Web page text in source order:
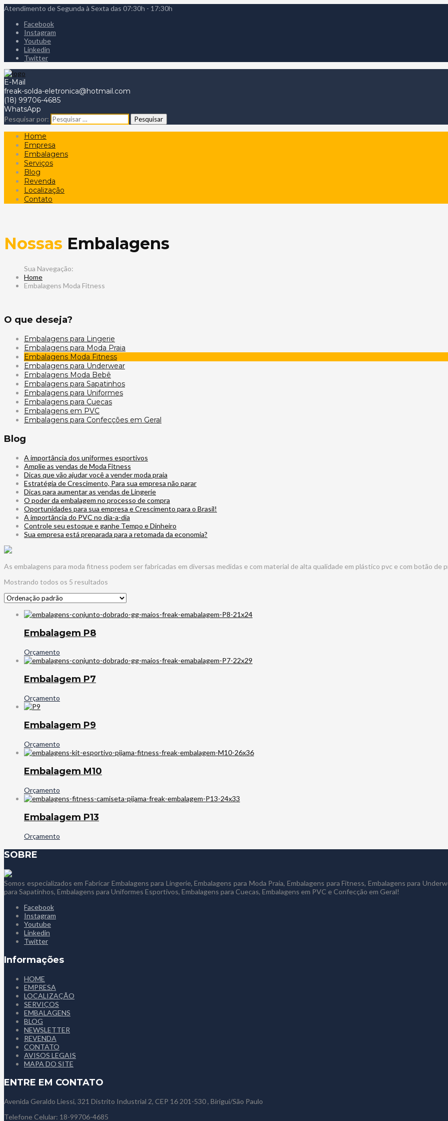
Atendimento de Segunda à Sexta das 07:30h - 17:30h
Facebook
Instagram
Youtube
Linkedin
Twitter
E-Mail
freak-solda-eletronica@hotmail.com
(18) 99706-4685
WhatsApp
Pesquisar por:
Home
Empresa
Embalagens
Serviços
Blog
Revenda
Localização
Contato
Nossas Embalagens
Home
Embalagens Moda Fitness
O que deseja?
Embalagens para Lingerie
Embalagens para Moda Praia
Embalagens Moda Fitness
Embalagens para Underwear
Embalagens Moda Bebê
Embalagens para Sapatinhos
Embalagens para Uniformes
Embalagens para Cuecas
Embalagens em PVC
Embalagens para Confecções em Geral
Blog
A importância dos uniformes esportivos
Amplie as vendas de Moda Fitness
Dicas que vão ajudar você a vender moda praia
Estratégia de Crescimento, Para sua empresa não parar
Dicas para aumentar as vendas de Lingerie
O poder da embalagem no processo de compra
Oportunidades para sua empresa e Crescimento para o Brasil!
A importância do PVC no dia-a-dia
Controle seu estoque e ganhe Tempo e Dinheiro
Sua empresa está preparada para a retomada da economia?
As embalagens para moda fitness podem ser fabricadas em diversas medidas e com material de alta qualidade em plástico pvc e com botão de
Mostrando todos os 5 resultados
Embalagem P8
Orçamento
Embalagem P7
Orçamento
Embalagem P9
Orçamento
Embalagem M10
Orçamento
Embalagem P13
Orçamento
SOBRE
Somos especializados em Fabricar Embalagens para Lingerie, Embalagens para Moda Praia, Embalagens para Fitness, Embalagens para
para Sapatinhos, Embalagens para Uniformes Esportivos, Embalagens para Cuecas, Embalagens em PVC e Confecção em Geral!
Facebook
Instagram
Youtube
Linkedin
Twitter
Informações
HOME
EMPRESA
LOCALIZAÇÃO
SERVIÇOS
EMBALAGENS
BLOG
NEWSLETTER
REVENDA
CONTATO
AVISOS LEGAIS
MAPA DO SITE
ENTRE EM CONTATO
Avenida Geraldo Liessi, 321 Distrito Industrial 2, CEP 16 201-530 , Birigui/São Paulo
Telefone Celular: 18-99706-4685